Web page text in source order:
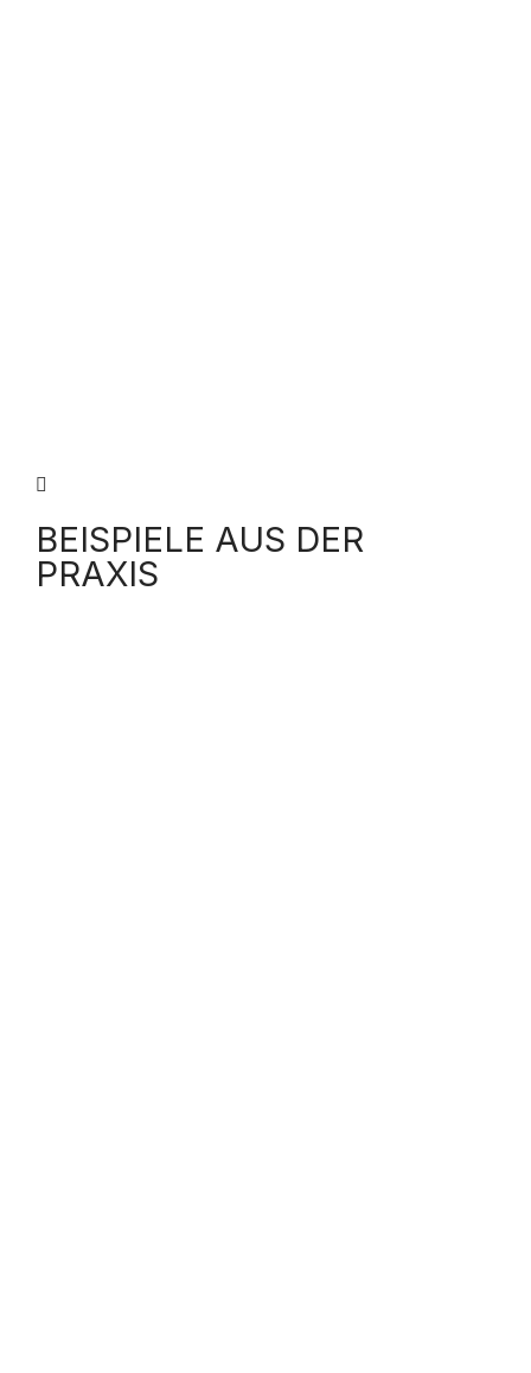
BEISPIELE AUS DER
PRAXIS